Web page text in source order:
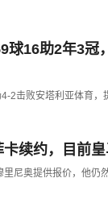
球16助2年3冠
2击败安塔利亚体育，
续约，目前
尼奥提供报价，他仍